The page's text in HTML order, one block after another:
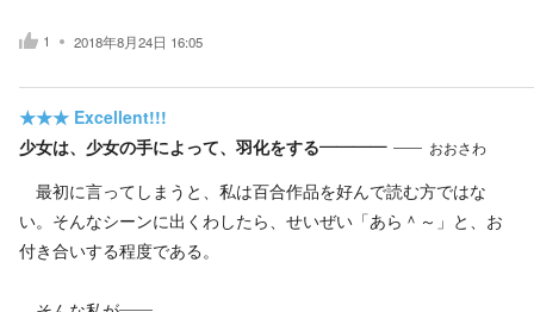
1 2018年8月24日 16:05
★★★ Excellent!!!
少女は、少女の手によって、羽化をする————
おおさわ
最初に言ってしまうと、私は百合作品を好んで読む方ではな
い。そんなシーンに出くわしたら、せいぜい「あら＾～」と、お
付き合いする程度である。